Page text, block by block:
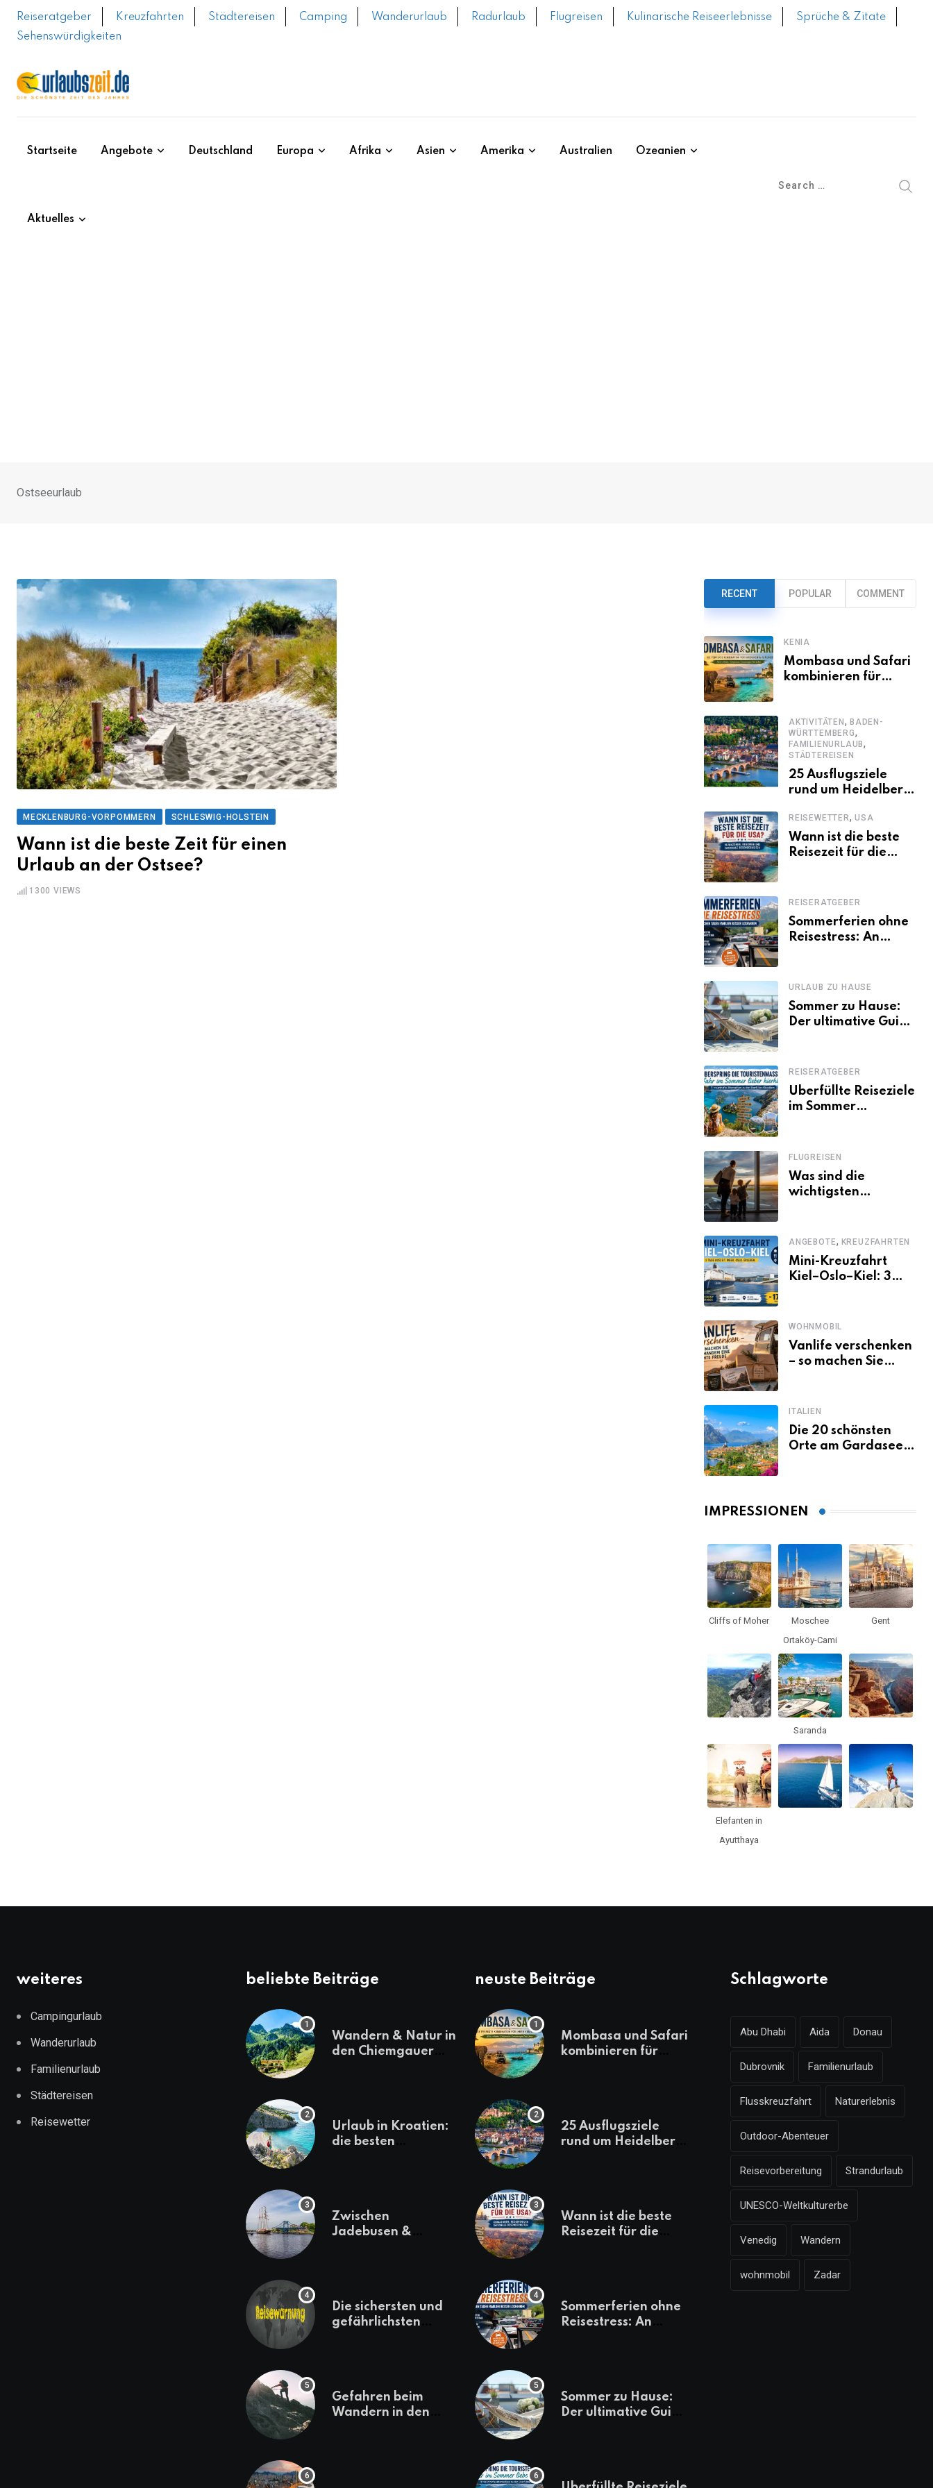
Skip
Reiseratgeber Kreuzfahrten Städtereisen Camping Wanderurlaub Radurlaub Flugreisen Kulinarische Reiseerlebnisse
Sprüche & Zitate
Sehenswürdigkeiten
Startseite Angebote Deutschland Europa Afrika Asien Amerika Australien Ozeanien
Aktuelles
Ostseeurlaub
MECKLENBURG-VORPOMMERN SCHLESWIG-HOLSTEIN
Wann ist die beste Zeit für einen
Urlaub an der Ostsee?
1300 VIEWS
RECENT POPULAR COMMENT
KENIA
Mombasa und Safari
kombinieren für
Kenia-Urlaub
AKTIVITÄTEN , BADEN-
WÜRTTEMBERG,
FAMILIENURLAUB,
STÄDTEREISEN
25 Ausflugsziele
rund um Heidelberg,
sollte
REISEWETTER, USA
Wann ist die beste
Reisezeit für die
saisonale
Besonderheiten
REISERATGEBER
Sommerferien ohne
Reisestress: An
losfahren
URLAUB ZU HAUSE
Sommer zu Hause:
Der ultimative Guide
REISERATGEBER
Überfüllte Reiseziele
im Sommer
zu Mallorca,
Santorini, Gardasee
& Co.
FLUGREISEN
Was sind die
wichtigsten
ANGEBOTE, KREUZFAHRTEN
Mini-Kreuzfahrt
Kiel–Oslo–Kiel: 3
WOHNMOBIL
Vanlife verschenken
– so machen Sie
ITALIEN
Die 20 schönsten
Orte am Gardasee,
IMPRESSIONEN
Cliffs of Moher
Moschee
Ortaköy-Cami
Gent
Saranda
Elefanten in
Ayutthaya
weiteres
Campingurlaub
Wanderurlaub
Familienurlaub
Städtereisen
Reisewetter
beliebte Beiträge
Wandern & Natur in
den Chiemgauer
Urlaub in Kroatien:
die besten
Zwischen
Jadebusen &
Die sichersten und
gefährlichsten
Gefahren beim
Wandern in den
neuste Beiträge
Mombasa und Safari
kombinieren für
25 Ausflugsziele
rund um Heidelberg,
Wann ist die beste
Reisezeit für die
Sommerferien ohne
Reisestress: An
Sommer zu Hause:
Der ultimative Guide
Schlagworte
Abu Dhabi Aida Donau
Dubrovnik Familienurlaub
Flusskreuzfahrt Naturerlebnis
Outdoor-Abenteuer
Reisevorbereitung Strandurlaub
UNESCO-Weltkulturerbe
Venedig Wandern
wohnmobil Zadar